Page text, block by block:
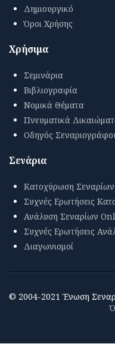
Δημιουργικό
Όροι Χρήσης
Χρήσιμα
Σεμινάρια
Βιβλιογραφία
Νομικά Θέματα
Πνευματικά
Οδηγός
Σενάρια
Κατοχύρωση
Συχνές Ερωτήσεις
Ανάλυση Σεναρίων
Συχνές Ερωτήσεις
Διαγωνισμοί
© 2004-2021 Ένωση